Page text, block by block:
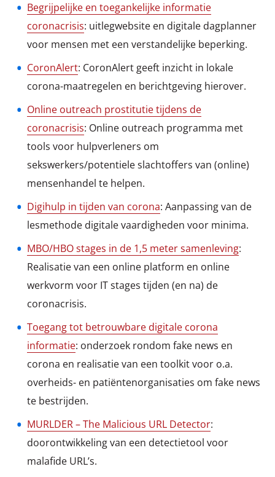
Begrijpelijke en toegankelijke informatie
coronacrisis: uitlegwebsite en digitale dagplanner
voor mensen met een verstandelijke beperking.
CoronAlert: CoronAlert geeft inzicht in lokale
corona-maatregelen en berichtgeving hierover.
Online outreach prostitutie tijdens de
coronacrisis: Online outreach programma met
tools voor hulpverleners om
sekswerkers/potentiele slachtoffers van (online)
mensenhandel te helpen.
Digihulp in tijden van corona: Aanpassing van de
lesmethode digitale vaardigheden voor minima.
MBO/HBO stages in de 1,5 meter samenleving:
Realisatie van een online platform en online
werkvorm voor IT stages tijden (en na) de
coronacrisis.
Toegang tot betrouwbare digitale corona
informatie: onderzoek rondom fake news en
corona en realisatie van een toolkit voor o.a.
overheids- en patiëntenorganisaties om fake news
te bestrijden.
MURLDER – The Malicious URL Detector:
doorontwikkeling van een detectietool voor
malafide URL’s.